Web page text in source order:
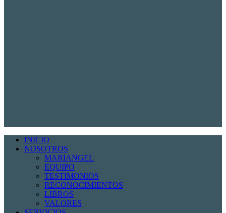
INICIO
NOSOTROS
MARIANGEL
EQUIPO
TESTIMONIOS
RECONOCIMIENTOS
LIBROS
VALORES